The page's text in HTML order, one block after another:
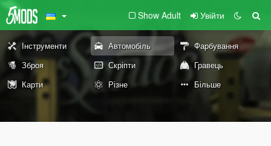
Show Adult Увійти
Інструменти Автомобіль
Фарбування
Зброя
Скріпти
Гравець
Карти
Різне Більше